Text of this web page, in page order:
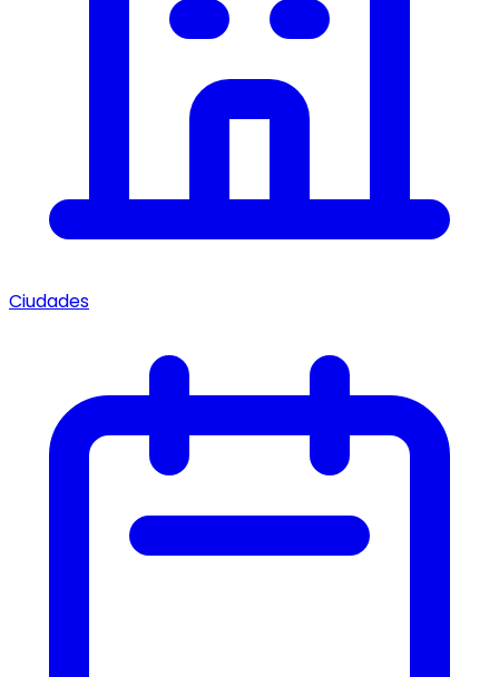
Ciudades